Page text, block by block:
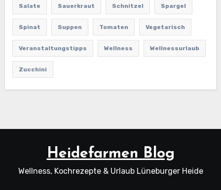
Salate Sauerkraut Schnitzel Spargel
Spinat Suppen Tomaten Vegetarisch
Veranstaltungstipps Wellness Wellnessurlaub
Zucchini
Heidefarmen Blog
Wellness, Kochrezepte & Urlaub Lüneburger Heide